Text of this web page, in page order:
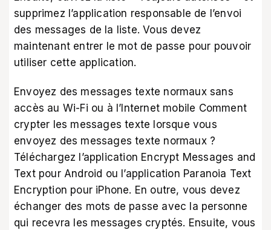
supprimez l’application responsable de l’envoi
des messages de la liste. Vous devez
maintenant entrer le mot de passe pour pouvoir
utiliser cette application.
Envoyez des messages texte normaux sans
accès au Wi-Fi ou à l’Internet mobile Comment
crypter les messages texte lorsque vous
envoyez des messages texte normaux ?
Téléchargez l’application Encrypt Messages and
Text pour Android ou l’application Paranoia Text
Encryption pour iPhone. En outre, vous devez
échanger des mots de passe avec la personne
qui recevra les messages cryptés. Ensuite, vous